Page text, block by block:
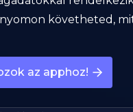
követheted,
az apphoz!